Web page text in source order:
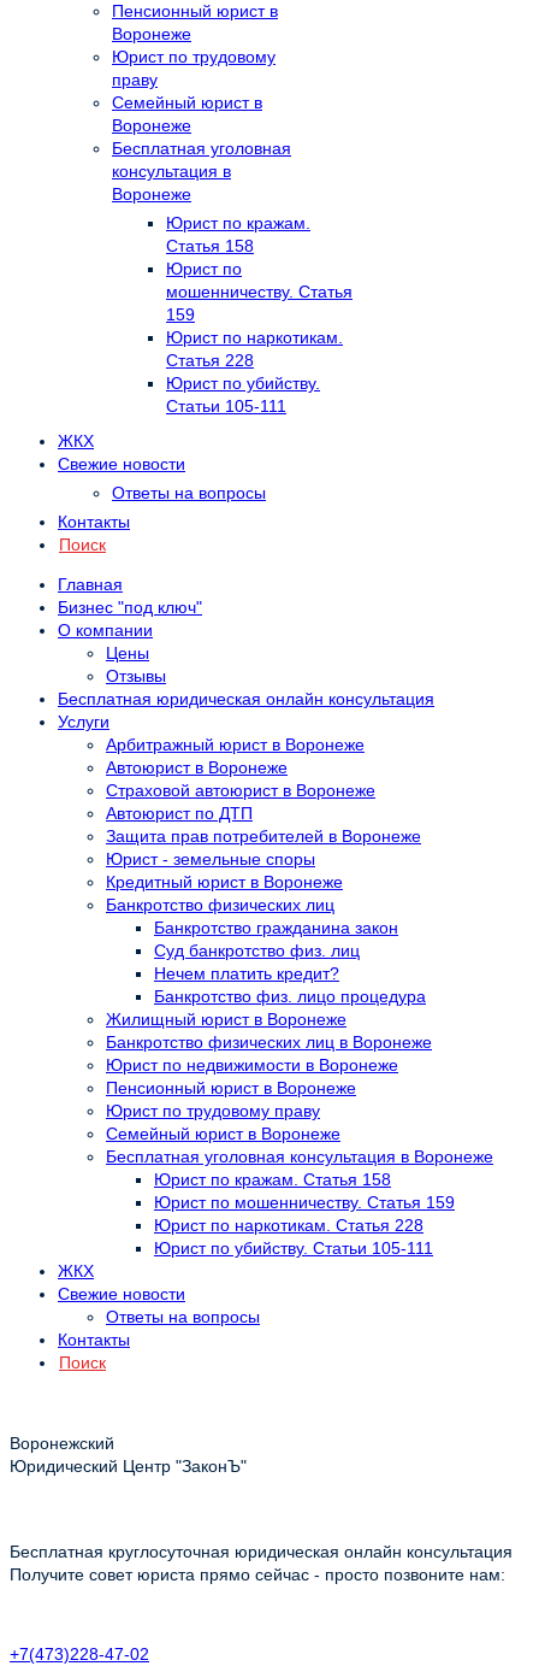
Пенсионный юрист в
Воронеже
Юрист по трудовому
праву
Семейный юрист в
Воронеже
Бесплатная уголовная
консультация в
Воронеже
Юрист по кражам.
Статья 158
Юрист по
мошенничеству. Статья
159
Юрист по наркотикам.
Статья 228
Юрист по убийству.
Статьи 105-111
ЖКХ
Свежие новости
Ответы на вопросы
Контакты
Поиск
Главная
Бизнес "под ключ"
О компании
Цены
Отзывы
Бесплатная юридическая онлайн консультация
Услуги
Арбитражный юрист в Воронеже
Автоюрист в Воронеже
Страховой автоюрист в Воронеже
Автоюрист по ДТП
Защита прав потребителей в Воронеже
Юрист - земельные споры
Кредитный юрист в Воронеже
Банкротство физических лиц
Банкротство гражданина закон
Суд банкротство физ. лиц
Нечем платить кредит?
Банкротство физ. лицо процедура
Жилищный юрист в Воронеже
Банкротство физических лиц в Воронеже
Юрист по недвижимости в Воронеже
Пенсионный юрист в Воронеже
Юрист по трудовому праву
Семейный юрист в Воронеже
Бесплатная уголовная консультация в Воронеже
Юрист по кражам. Статья 158
Юрист по мошенничеству. Статья 159
Юрист по наркотикам. Статья 228
Юрист по убийству. Статьи 105-111
ЖКХ
Свежие новости
Ответы на вопросы
Контакты
Поиск
Воронежский
Юридический Центр "ЗаконЪ"
Бесплатная круглосуточная юридическая онлайн консультация
Получите совет юриста прямо сейчас - просто позвоните нам:
+7(473)228-47-02